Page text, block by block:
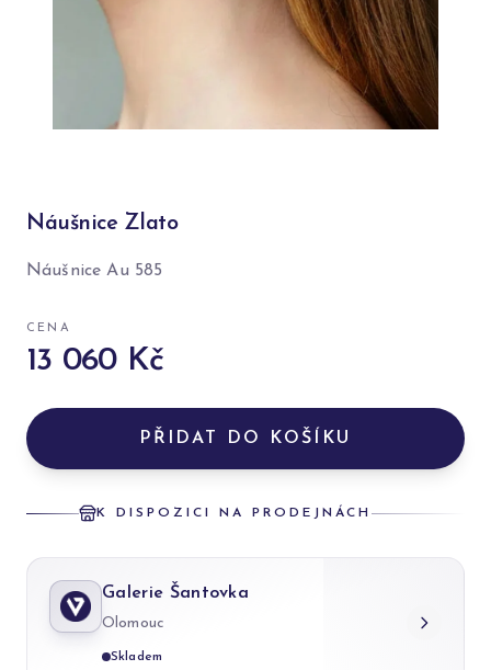
Náušnice Zlato
Náušnice Au 585
CENA
13 060 Kč
PŘIDAT DO KOŠÍKU
K DISPOZICI NA PRODEJNÁCH
Galerie Šantovka
Olomouc
Skladem